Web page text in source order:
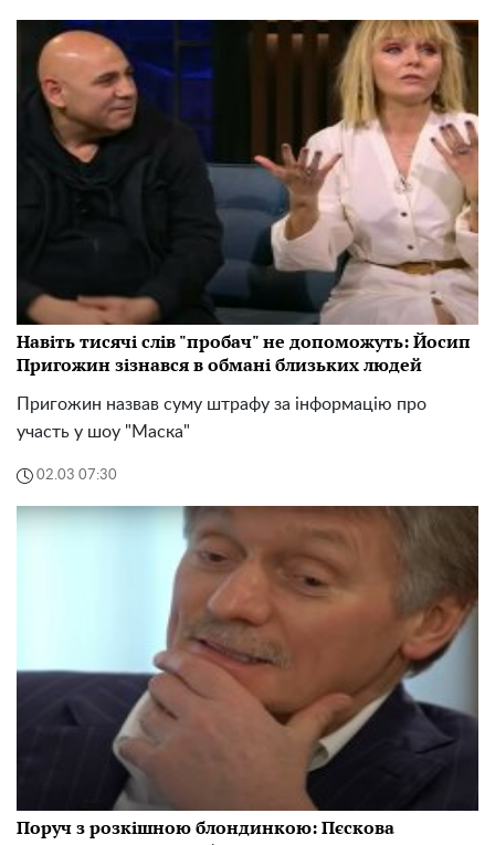
Навіть тисячі слів "пробач" не допоможуть: Йосип
Пригожин зізнався в обмані близьких людей
Пригожин назвав суму штрафу за інформацію про
участь у шоу "Маска"
02.03 07:30
Поруч з розкішною блондинкою: Пєскова